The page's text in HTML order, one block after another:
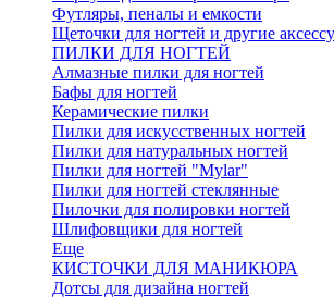
Футляры, пеналы и емкости
Щеточки для ногтей и другие
ПИЛКИ ДЛЯ НОГТЕЙ
Алмазные пилки для ногтей
Бафы для ногтей
Керамические пилки
Пилки для искусственных ногтей
Пилки для натуральных ногтей
Пилки для ногтей "Mylar"
Пилки для ногтей стеклянные
Пилочки для полировки ногтей
Шлифовщики для ногтей
Еще
КИСТОЧКИ ДЛЯ МАНИКЮРА
Дотсы для дизайна ногтей